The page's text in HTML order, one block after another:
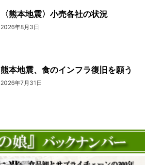
〈熊本地震〉小売各社の状況
2026年8月3日
熊本地震、食のインフラ復旧を願う
2026年7月31日